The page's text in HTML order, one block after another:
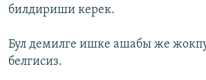
билдириши керек.
Бул демилге ишке ашабы же
белгисиз.